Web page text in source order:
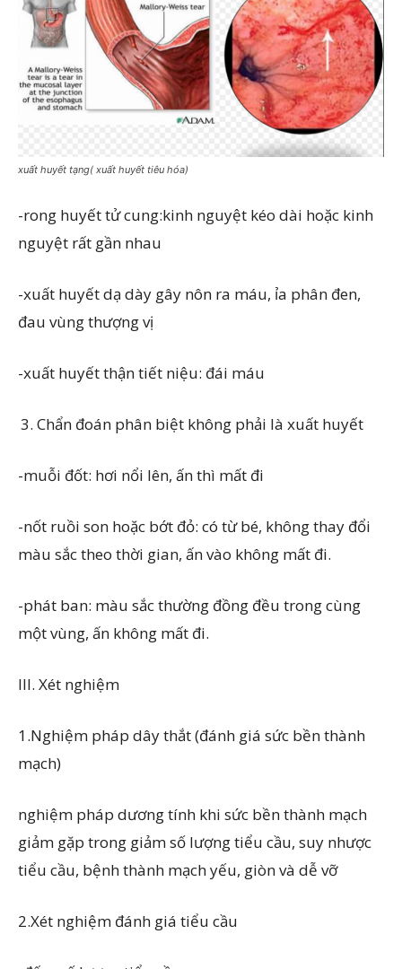
xuất huyết tạng( xuất huyết tiêu hóa)
-rong huyết tử cung:kinh nguyệt kéo dài hoặc kinh
nguyệt rất gần nhau
-xuất huyết dạ dày gây nôn ra máu, ỉa phân đen,
đau vùng thượng vị
-xuất huyết thận tiết niệu: đái máu
Chẩn đoán phân biệt không phải là xuất huyết
-muỗi đốt: hơi nổi lên, ấn thì mất đi
-nốt ruồi son hoặc bớt đỏ: có từ bé, không thay đổi
màu sắc theo thời gian, ấn vào không mất đi.
-phát ban: màu sắc thường đồng đều trong cùng
một vùng, ấn không mất đi.
III. Xét nghiệm
1.Nghiệm pháp dây thắt (đánh giá sức bền thành
mạch)
nghiệm pháp dương tính khi sức bền thành mạch
giảm gặp trong giảm số lượng tiểu cầu, suy nhược
tiểu cầu, bệnh thành mạch yếu, giòn và dễ vỡ
2.Xét nghiệm đánh giá tiểu cầu